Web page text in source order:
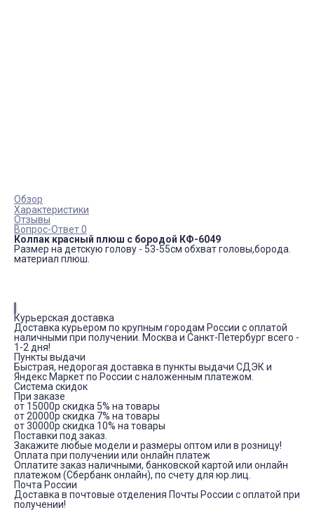
Обзор
Характеристики
Отзывы
Вопрос-Ответ 0
Колпак красный плюш с бородой КФ-6049
Размер на детскую голову - 53-55см обхват головы,борода.
материал плюш.
Курьерская доставка
Доставка курьером по крупным городам России с оплатой
наличными при получении. Москва и Санкт-Петербург всего -
1-2 дня!
Пункты выдачи
Быстрая, недорогая доставка в пункты выдачи СДЭК и
Яндекс Маркет по России с наложенным платежом.
Система скидок
При заказе
от 15000р скидка 5% на товары
от 20000р скидка 7% на товары
от 30000р скидка 10% на товары
Поставки под заказ.
Закажите любые модели и размеры оптом или в розницу!
Оплата при получении или онлайн платеж
Оплатите заказ наличными, банковской картой или онлайн
платежом (Сбербанк онлайн), по счету для юр.лиц.
Почта России
Доставка в почтовые отделения Почты России с оплатой при
получении!